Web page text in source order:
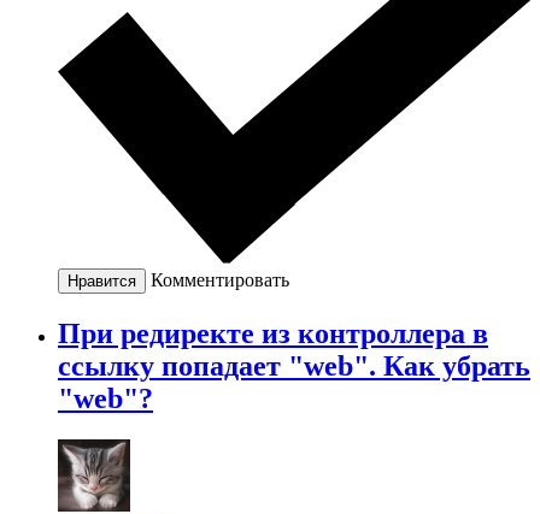
Нравится Комментировать
При редиректе из контроллера в
ссылку попадает "web". Как убрать
"web"?